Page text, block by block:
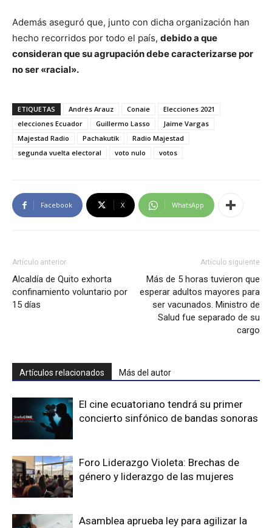
Además aseguró que, junto con dicha organización han
hecho recorridos por todo el país, debido a que
consideran que su agrupación debe caracterizarse por
no ser «racial».
ETIQUETAS Andrés Arauz Conaie
Elecciones 2021
elecciones Ecuador
Guillermo Lasso
Jaime Vargas
Majestad Radio
Pachakutik
Radio Majestad
segunda vuelta electoral
voto nulo votos
Facebook X WhatsApp
Artículo anterior
Alcaldía de Quito exhorta
confinamiento voluntario por
15 días
Artículo siguiente
Más de 5 horas tuvieron que
esperar adultos mayores para
ser vacunados. Ministro de
Salud fue separado de su
cargo
Artículos relacionados Más del autor
El cine ecuatoriano tendrá su primer
concierto sinfónico de bandas sonoras
Foro Liderazgo Violeta: Brechas de
género y liderazgo de las mujeres
Asamblea aprueba ley para agilizar la